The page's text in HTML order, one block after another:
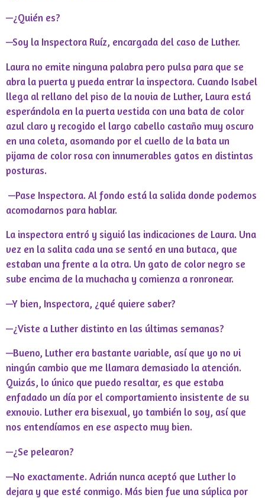
—¿Quién es?
—Soy la Inspectora Ruíz, encargada del caso de Luther.
Laura no emite ninguna palabra pero pulsa para que se
abra la puerta y pueda entrar la inspectora. Cuando Isabel
llega al rellano del piso de la novia de Luther, Laura está
esperándola en la puerta vestida con una bata de color
azul claro y recogido el largo cabello castaño muy oscuro
en una coleta, asomando por el cuello de la bata un
pijama de color rosa con innumerables gatos en distintas
posturas.
—Pase Inspectora. Al fondo está la salida donde podemos
acomodarnos para hablar.
La inspectora entró y siguió las indicaciones de Laura. Una
vez en la salita cada una se sentó en una butaca, que
estaban una frente a la otra. Un gato de color negro se
sube encima de la muchacha y comienza a ronronear.
—Y bien, Inspectora, ¿qué quiere saber?
—¿Viste a Luther distinto en las últimas semanas?
—Bueno, Luther era bastante variable, así que yo no vi
ningún cambio que me llamara demasiado la atención.
Quizás, lo único que puedo resaltar, es que estaba
enfadado un día por el comportamiento insistente de su
exnovio. Luther era bisexual, yo también lo soy, así que
nos entendíamos en ese aspecto muy bien.
—¿Se pelearon?
—No exactamente. Adrián nunca aceptó que Luther lo
dejara y que esté conmigo. Más bien fue una súplica por